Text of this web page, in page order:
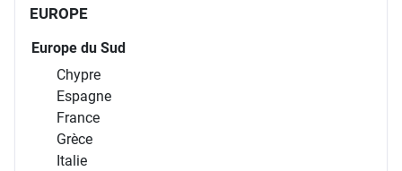
EUROPE
Europe du Sud
Chypre
Espagne
France
Grèce
Italie